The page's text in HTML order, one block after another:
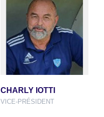
CHARLY IOTTI
VICE-PRÉSIDENT